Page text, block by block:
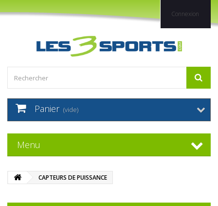
Connexion
Panier (vide)
Menu
CAPTEURS DE PUISSANCE